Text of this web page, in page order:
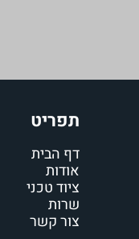
תפריט
דף הבית
אודות
ציוד טכני
שרות
צור קשר